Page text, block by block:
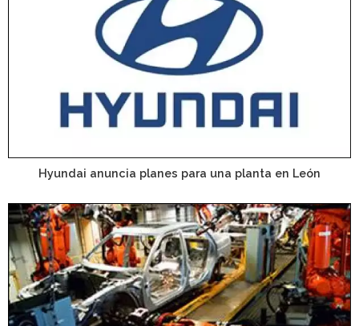
Hyundai anuncia planes para una planta en León